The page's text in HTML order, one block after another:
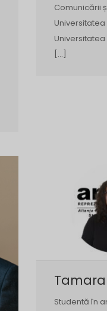
Comunicării
[…]
Studentă în